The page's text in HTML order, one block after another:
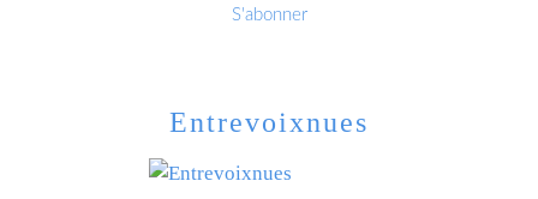
Entrevoixnues